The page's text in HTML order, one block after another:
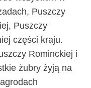
Puszczy
Puszczy
części kraju.
Rominckiej i
żubry żyją na